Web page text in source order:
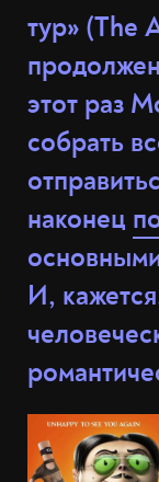
тур» (The
этот раз
собрать
наконец
И,